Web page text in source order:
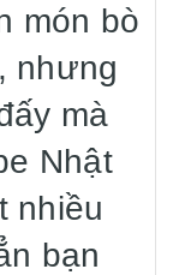
món bò
nhưng
mà
Nhật
nhiều
bạn